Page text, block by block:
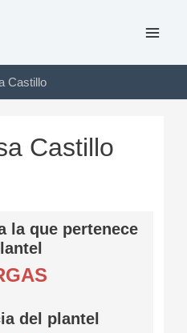
Castillo
Castillo
la que pertenece
del plantel